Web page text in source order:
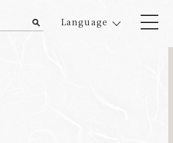
Language